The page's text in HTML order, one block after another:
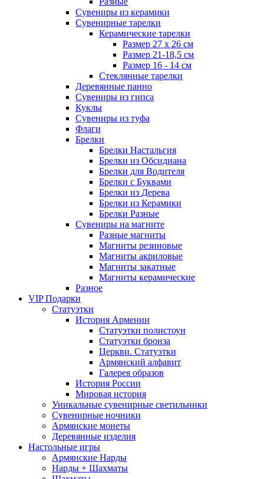
Сувениры из керамики
Сувенирные тарелки
Керамические тарелки
Размер 27 х 26 см
Размер 21-18,5 см
Размер 16 - 14 см
Стеклянные тарелки
Деревянные панно
Сувениры из гипса
Куклы
Сувениры из туфа
Флаги
Брелки
Брелки Настальгия
Брелки из Обсидиана
Брелки для Водителя
Брелки с Буквами
Брелки из Дерева
Брелки из Керамики
Брелки Разные
Сувениры на магните
Разные магниты
Магниты резиновые
Магниты акриловые
Магниты закатные
Магниты керамические
Разное
VIP Подарки
Статуэтки
История Армении
Статуэтки полистоун
Статуэтки бронза
Церкви. Статуэтки
Армянский алфавит
Галерея образов
История России
Мировая история
Уникальные сувенирные светильники
Сувенирные ночники
Армянские монеты
Деревянные изделия
Настольные игры
Армянские Нарды
Нарды + Шахматы